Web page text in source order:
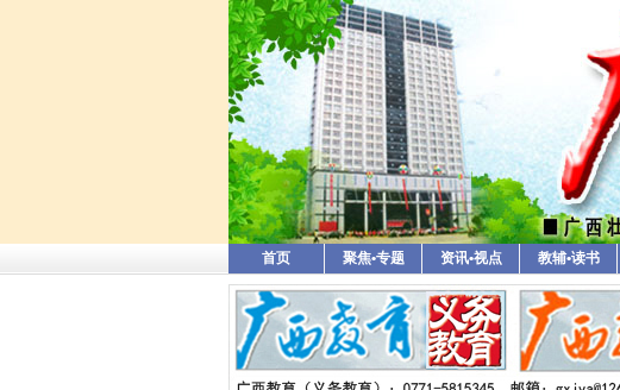
首页 聚焦•专题 资讯•视点 教辅•读书